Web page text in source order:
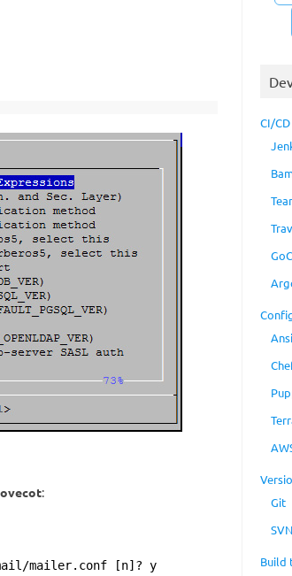
:
mailer.conf [n]? y
CI/CD
Git
SVN
Build